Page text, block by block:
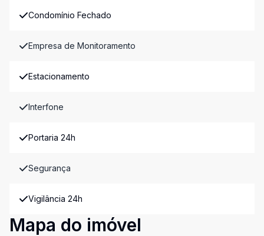
Condomínio Fechado
Empresa de Monitoramento
Estacionamento
Interfone
Portaria 24h
Segurança
Vigilância 24h
Mapa do imóvel